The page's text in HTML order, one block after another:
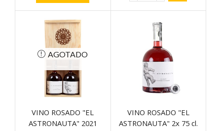
SÁTIRO"
2020
2x
75
cl.
cantidad
AGOTADO
VINO ROSADO "EL
ASTRONAUTA" 2021
VINO ROSADO "EL
ASTRONAUTA" 2x 75 cl.